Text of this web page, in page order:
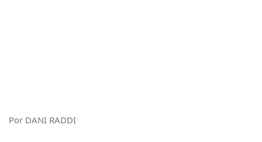
Por DANI RADDI